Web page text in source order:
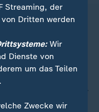
Streaming, der
Dritten werden
Wir
Dienste von
um das Teilen
Zwecke wir